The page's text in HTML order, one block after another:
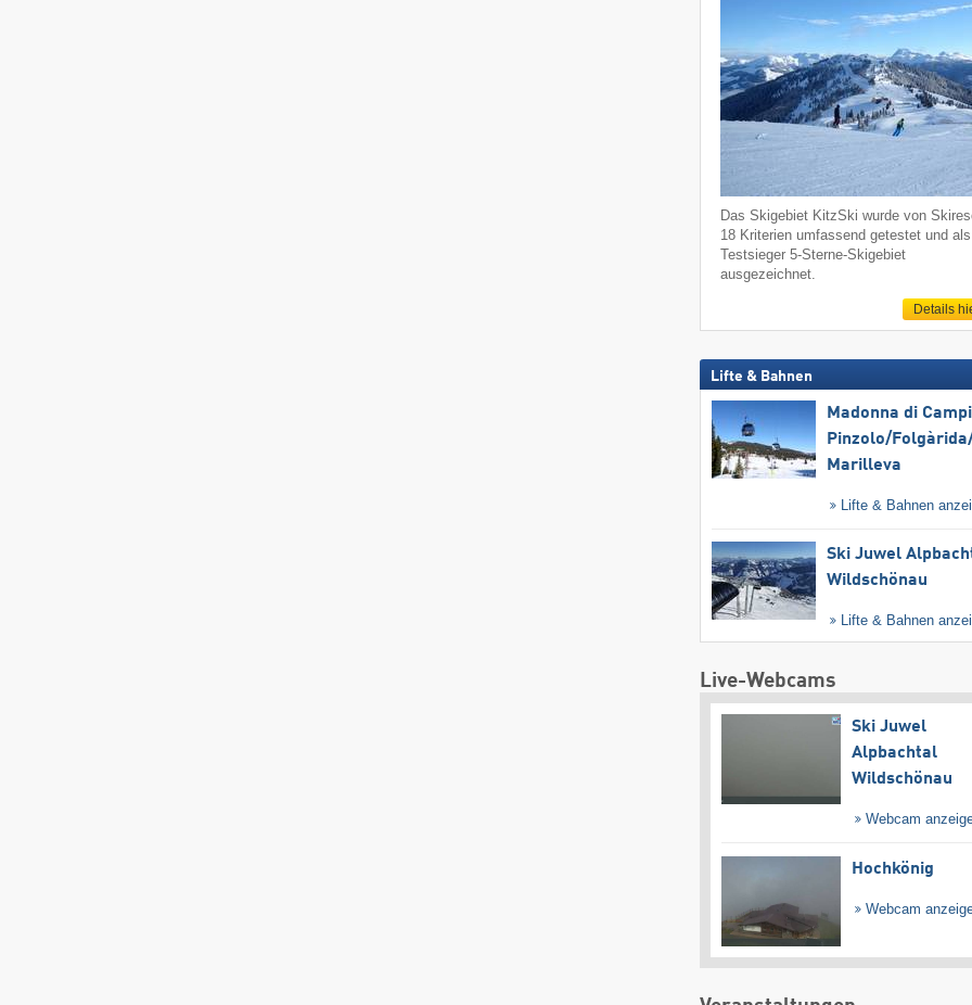
Das Skigebiet KitzSki wurde von
18 Kriterien umfassend getestet und als
Testsieger 5-Sterne-Skigebiet
ausgezeichnet.
Details
Lifte & Bahnen
Madonna di
Pinzolo/​
Marilleva
Lifte & Bahnen
Ski Juwel
Wildschönau
Lifte & Bahnen
Live-Webcams
Ski Juwel
Alpbachtal
Wildschönau
Webcam
Hochkönig
Webcam